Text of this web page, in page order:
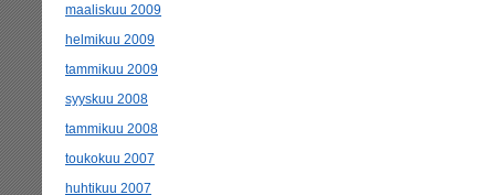
maaliskuu 2009
helmikuu 2009
tammikuu 2009
syyskuu 2008
tammikuu 2008
toukokuu 2007
huhtikuu 2007